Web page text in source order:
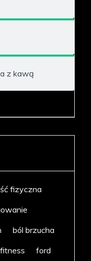
z kawą
fizyczna
ból brzucha
fitness
ford